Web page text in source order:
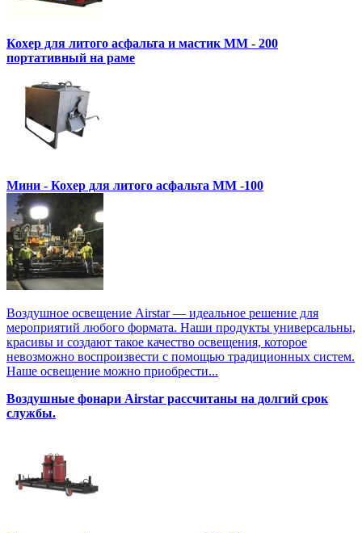
Кохер для литого асфальта и мастик MM - 200
портативный на раме
Мини - Кохер для литого асфальта MM -100
Воздушное освещение Airstar — идеальное решение для
мероприятий любого формата. Наши продукты универсальны,
красивы и создают такое качество освещения, которое
невозможно воспроизвести с помощью традиционных систем.
Наше освещение можно приобрести...
Воздушные фонари Airstar рассчитаны на долгий срок
службы.